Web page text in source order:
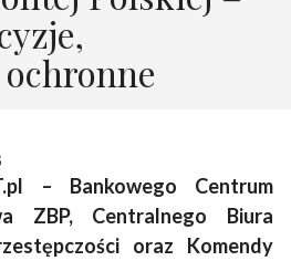
– Bankowego Centrum
ZBP, Centralnego Biura
oraz Komendy